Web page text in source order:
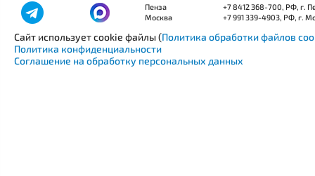
Пенза +7 8412 368-700, РФ, г.
Москва
+7 991 339-4903, РФ, г.
Сайт использует cookie файлы (Политика обработки файлов
Политика конфиденциальности
Соглашение на обработку персональных данных